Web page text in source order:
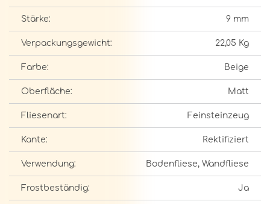
Stärke: 9 mm
Verpackungsgewicht: 22,05 Kg
Farbe: Beige
Oberfläche: Matt
Fliesenart: Feinsteinzeug
Kante: Rektifiziert
Verwendung: Bodenfliese, Wandfliese
Frostbeständig: Ja